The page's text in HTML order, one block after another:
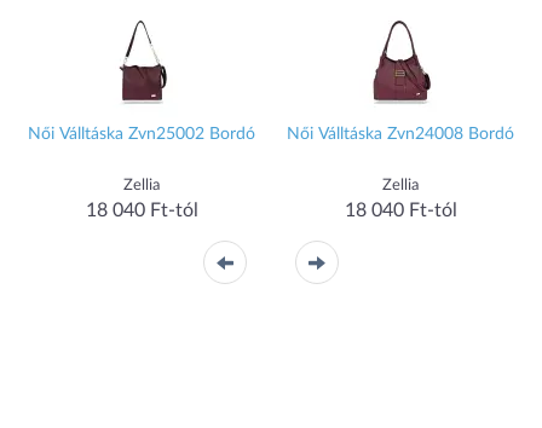
Női Válltáska Zvn25002 Bordó
Zellia
18 040 Ft-tól
Női Válltáska Zvn24008 Bordó
Zellia
18 040 Ft-tól